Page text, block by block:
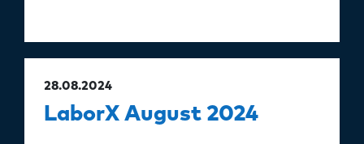
28.08.2024
LaborX August 2024